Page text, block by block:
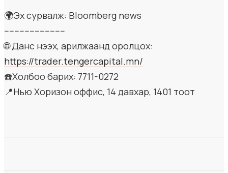
🌍Эх сурвалж: Bloomberg news
------------------------
🌐 Данс нээх, арилжаанд оролцох:
https://trader.tengercapital.mn/
☎️Холбоо барих: 7711-0272
📍Нью Хоризон оффис, 14 давхар, 1401 тоот